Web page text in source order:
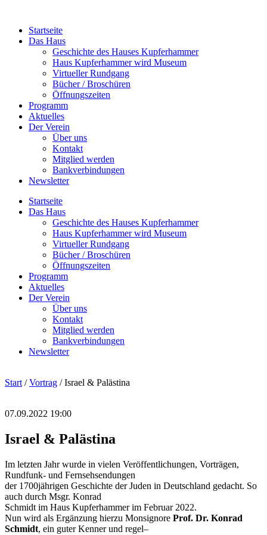
Startseite
Das Haus
Geschichte des Hauses Kupferhammer
Haus Kupferhammer wird Museum
Virtueller Rundgang
Bücher / Broschüren
Öffnungszeiten
Programm
Aktuelles
Der Verein
Über uns
Kontakt
Mitglied werden
Bankverbindungen
Newsletter
Startseite
Das Haus
Geschichte des Hauses Kupferhammer
Haus Kupferhammer wird Museum
Virtueller Rundgang
Bücher / Broschüren
Öffnungszeiten
Programm
Aktuelles
Der Verein
Über uns
Kontakt
Mitglied werden
Bankverbindungen
Newsletter
Start /Vortrag /Israel & Palästina
07.09.2022 19:00
Israel & Palästina
Im letzten Jahr wurde in vielen Veröffentlichungen, Vorträgen,
Rundfunk- und Fernsehsendungen
der 1700jährigen Geschichte der Juden in Deutschland gedacht. So
auch durch Msgr. Konrad
Schmidt im Haus Kupferhammer im Februar 2022.
Nun wird als Ergänzung hierzu Monsignore Prof. Dr. Konrad
Schmidt, ein guter Kenner und regel–